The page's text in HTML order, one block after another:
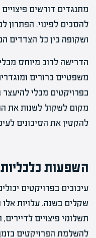
מתנגדים דורשים
להסכים לפינוי.
ושקופה בין כל הצדדים
הדרישה לרוב מיוחס
משפטיים ברורים
בפרויקטים מבלי
מקום לשקול לשנות את
להקטין את הסיכונים
השפעות
עיכובים בפרויקטים
שקלים בשנה. עלויות
תשלומי פיצויים
להשלמת הפרויקטים